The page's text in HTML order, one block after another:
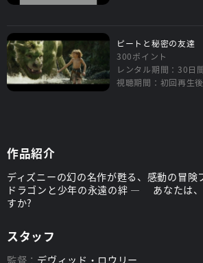
ピートと秘密の友達
300ポイント
レンタル期間：30日
視聴期間：初回再生
作品紹介
ディズニーの幻の名作が甦る、感動の冒険
ドラゴンと少年の永遠の絆 ― あなたは、
すか?
スタッフ
デヴィッド・ロウリー